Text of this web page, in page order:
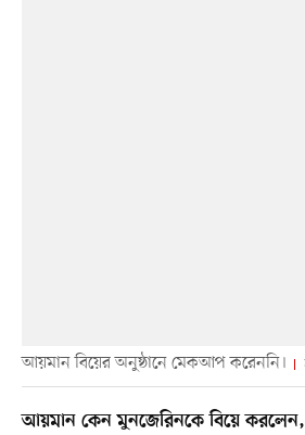
আয়মান বিয়ের অনুষ্ঠানে মেকআপ করেননি।
আয়মান কেন মুনজেরিনকে বিয়ে